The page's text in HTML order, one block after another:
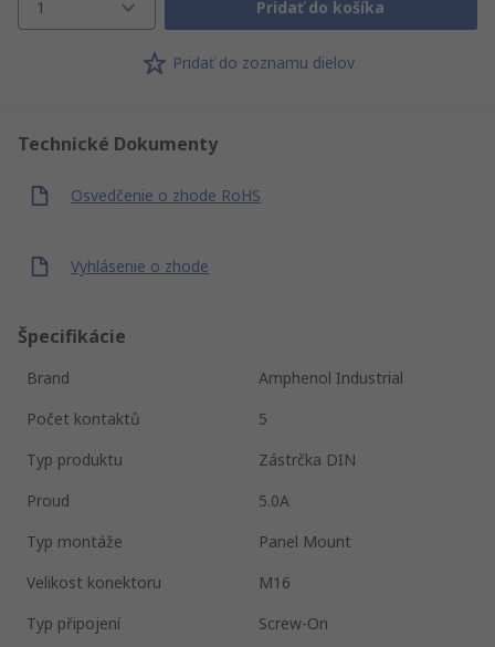
1 Pridať do košíka
Pridať do zoznamu dielov
Technické Dokumenty
Osvedčenie o zhode RoHS
Vyhlásenie o zhode
Špecifikácie
Brand
Amphenol Industrial
Počet kontaktů
5
Typ produktu
Zástrčka DIN
Proud
5.0A
Typ montáže
Panel Mount
Velikost konektoru
M16
Typ připojení
Screw-On